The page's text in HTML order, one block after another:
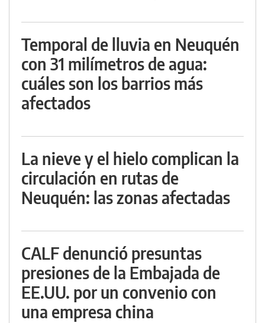
Temporal de lluvia en Neuquén
con 31 milímetros de agua:
cuáles son los barrios más
afectados
La nieve y el hielo complican la
circulación en rutas de
Neuquén: las zonas afectadas
CALF denunció presuntas
presiones de la Embajada de
EE.UU. por un convenio con
una empresa china